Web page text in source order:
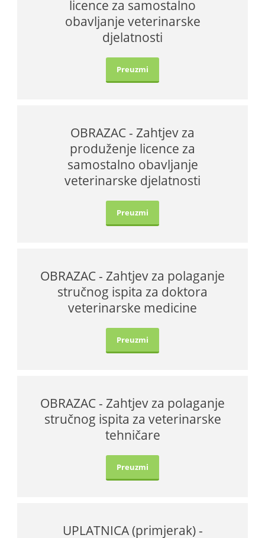
licence za samostalno
obavljanje veterinarske
djelatnosti
Preuzmi
OBRAZAC - Zahtjev za
produženje licence za
samostalno obavljanje
veterinarske djelatnosti
Preuzmi
OBRAZAC - Zahtjev za polaganje
stručnog ispita za doktora
veterinarske medicine
Preuzmi
OBRAZAC - Zahtjev za polaganje
stručnog ispita za veterinarske
tehničare
Preuzmi
UPLATNICA (primjerak) -